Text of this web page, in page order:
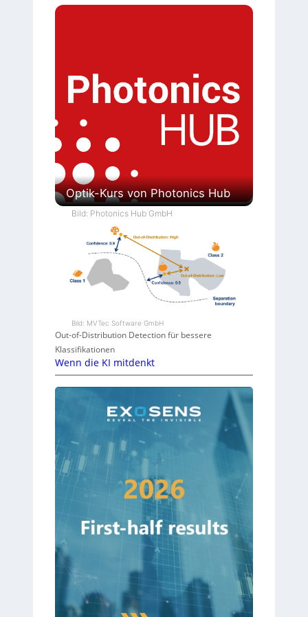
Optik-Kurs von Photonics Hub
Bild: Photonics Hub GmbH
Bild: MVTec Software GmbH
Out-of-Distribution Detection für bessere
Klassifikationen
Wenn die KI mitdenkt